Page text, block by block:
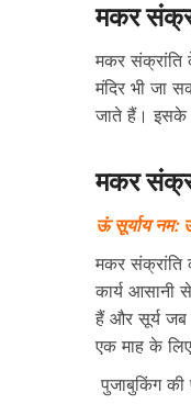
मकर
मकर संक्रांति
मंदिर भी जा
जाते हैं। इसके
मकर
ऊं सूर्याय नम:
मकर संक्रांति
कार्य आसानी
हैं और सूर्य जब
एक माह के
पुजाबुकिंग